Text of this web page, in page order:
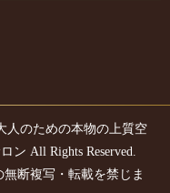
人のための本物の上質空
ン All Rights Reserved.
無断複写・転載を禁じま